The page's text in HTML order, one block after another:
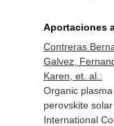
Aportaciones
Contreras
Galvez,
Karen, et. al.:
Organic
perovskite
International